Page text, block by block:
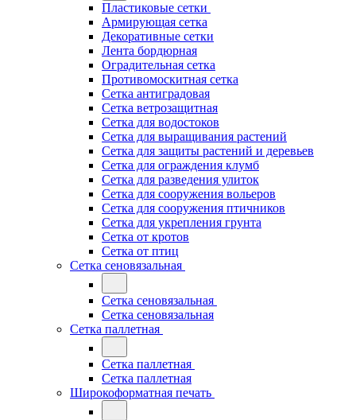
Пластиковые сетки
Армирующая сетка
Декоративные сетки
Лента бордюрная
Оградительная сетка
Противомоскитная сетка
Сетка антиградовая
Сетка ветрозащитная
Сетка для водостоков
Сетка для выращивания растений
Сетка для защиты растений и деревьев
Сетка для ограждения клумб
Сетка для разведения улиток
Сетка для сооружения вольеров
Сетка для сооружения птичников
Сетка для укрепления грунта
Сетка от кротов
Сетка от птиц
Сетка сеновязальная
Сетка сеновязальная
Сетка сеновязальная
Сетка паллетная
Сетка паллетная
Сетка паллетная
Широкоформатная печать